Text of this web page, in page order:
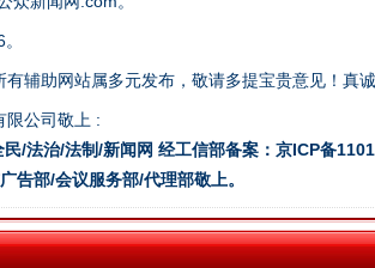
辅助网站属多元发布，敬请多提宝贵意见！真
限公司敬上 :
/法治/法制/新闻网 经工信部备案：京ICP备
告部/会议服务部/代理部敬上。
今年投资意愿榜揭